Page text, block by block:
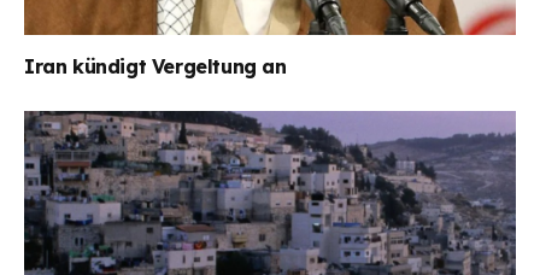
Iran kündigt Vergeltung an